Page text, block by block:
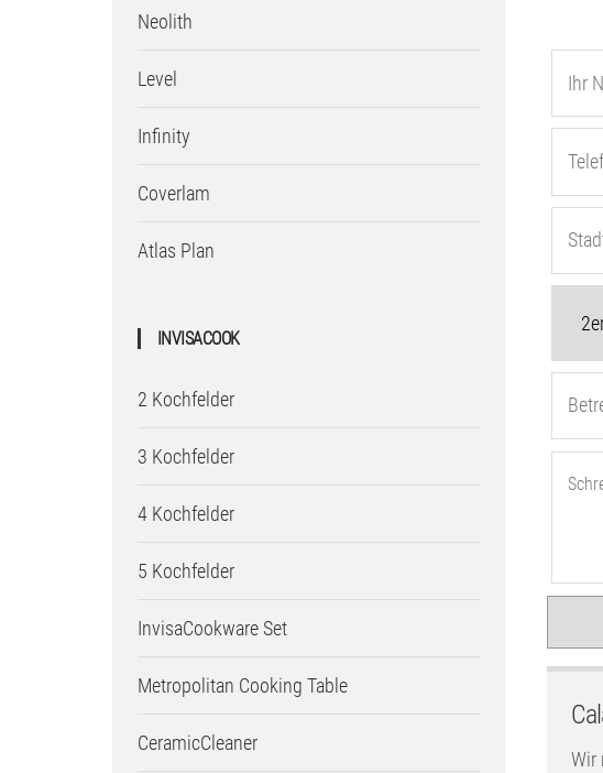
Neolith
Level
Infinity
Coverlam
Atlas Plan
INVISACOOK
2 Kochfelder
3 Kochfelder
4 Kochfelder
5 Kochfelder
InvisaCookware Set
Metropolitan Cooking Table
CeramicCleaner
Wir